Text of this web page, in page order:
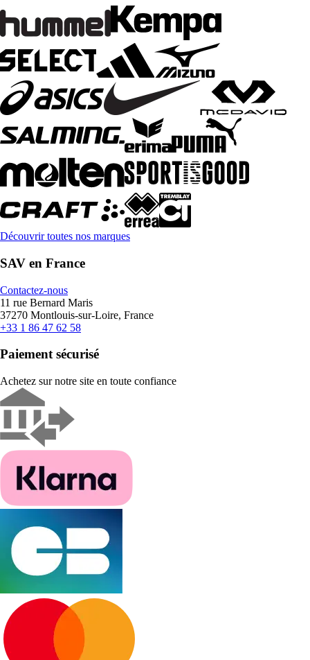
Découvrir toutes nos marques
SAV en France
Contactez-nous
11 rue Bernard Maris
37270 Montlouis-sur-Loire, France
+33 1 86 47 62 58
Paiement sécurisé
Achetez sur notre site en toute confiance